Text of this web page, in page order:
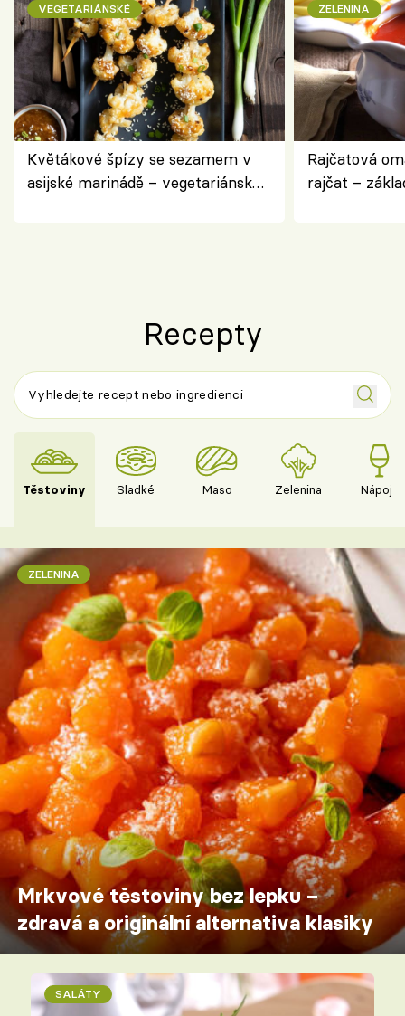
VEGETARIÁNSKÉ
Květákové špízy se sezamem v
asijské marinádě – vegetariánská
ZELENINA
Rajčatová
rajčat –
Recepty
Těstoviny Sladké Maso Zelenina Nápoje
ZELENINA
Mrkvové těstoviny bez lepku –
zdravá a originální alternativa klasiky
SALÁTY